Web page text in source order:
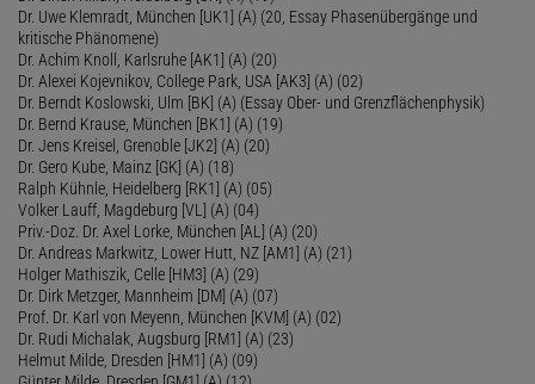
Dr. Uwe Klemradt, München [UK1] (A) (20, Essay Phasenübergänge und
kritische Phänomene)
Dr. Achim Knoll, Karlsruhe [AK1] (A) (20)
Dr. Alexei Kojevnikov, College Park, USA [AK3] (A) (02)
Dr. Berndt Koslowski, Ulm [BK] (A) (Essay Ober- und Grenzflächenphysik)
Dr. Bernd Krause, München [BK1] (A) (19)
Dr. Jens Kreisel, Grenoble [JK2] (A) (20)
Dr. Gero Kube, Mainz [GK] (A) (18)
Ralph Kühnle, Heidelberg [RK1] (A) (05)
Volker Lauff, Magdeburg [VL] (A) (04)
Priv.-Doz. Dr. Axel Lorke, München [AL] (A) (20)
Dr. Andreas Markwitz, Lower Hutt, NZ [AM1] (A) (21)
Holger Mathiszik, Celle [HM3] (A) (29)
Dr. Dirk Metzger, Mannheim [DM] (A) (07)
Prof. Dr. Karl von Meyenn, München [KVM] (A) (02)
Dr. Rudi Michalak, Augsburg [RM1] (A) (23)
Helmut Milde, Dresden [HM1] (A) (09)